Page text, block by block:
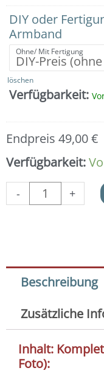
DIY oder
Armband
Ohne/ Mit Fertigung
löschen
Verfügbarkeit:
Endpreis 49,00€
Verfügbarkeit:
-
mit
Zirkonia
Menge
+
Beschreibung
Zusätzliche
Inhalt:
Foto):